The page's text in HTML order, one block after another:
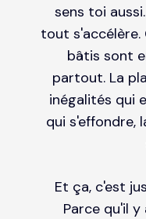
sens toi
tout s'accélère.
bâtis sont
partout. La
inégalités qui
qui s'effondre,
Et ça, c'est
Parce qu'il